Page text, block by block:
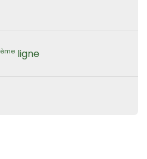
ème ligne